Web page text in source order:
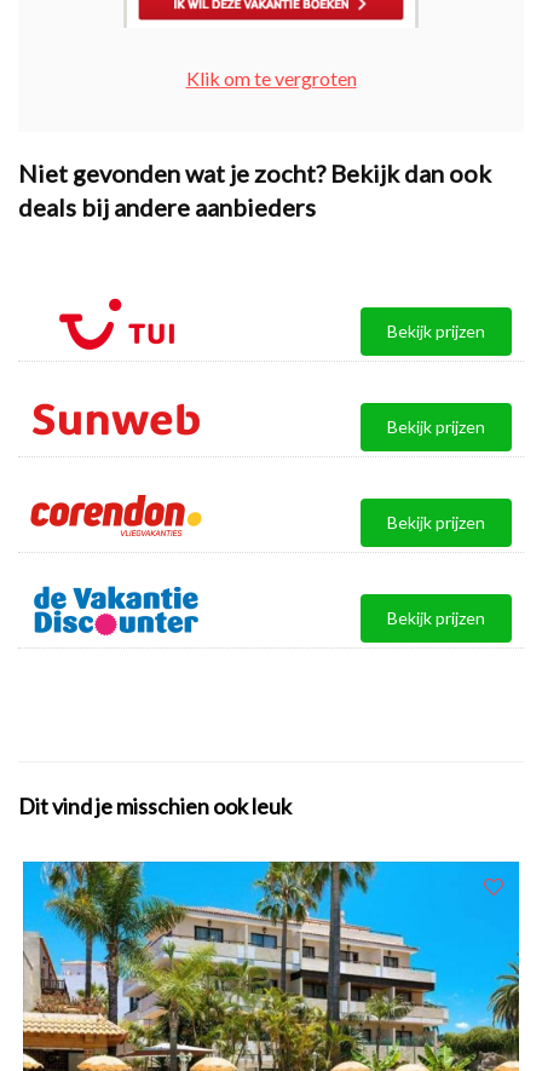
Klik om te vergroten
Niet gevonden wat je zocht? Bekijk dan ook
deals bij andere aanbieders
Bekijk prijzen
Bekijk prijzen
Bekijk prijzen
Bekijk prijzen
Dit vind je misschien ook leuk